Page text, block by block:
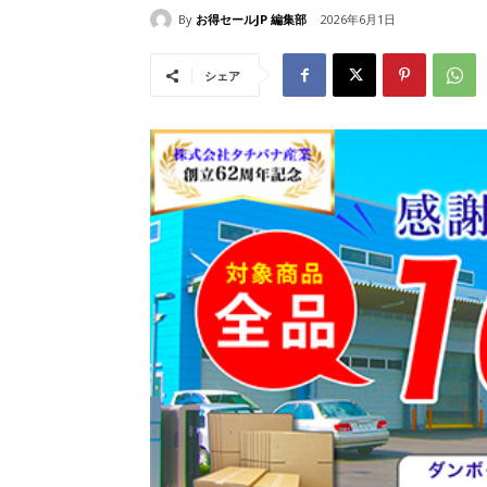
By お得セールJP 編集部 2026年6月1日
シェア